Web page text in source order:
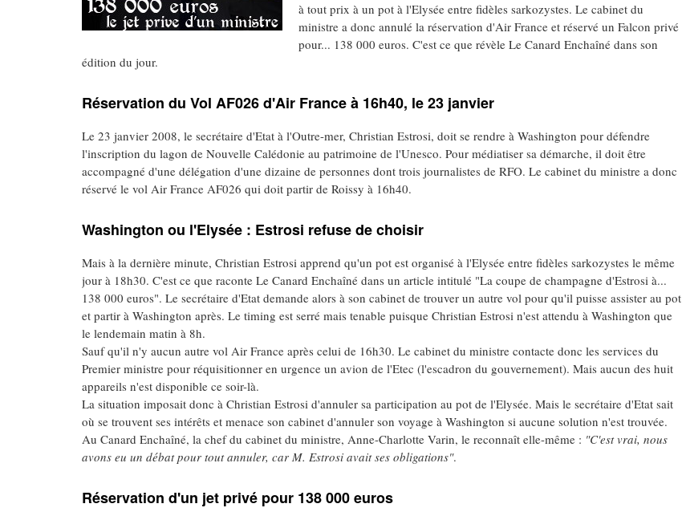
à tout prix à un pot à l'Elysée entre fidèles sarkozystes. Le cabinet du
ministre a donc annulé la réservation d'Air France et réservé un Falcon privé
pour... 138 000 euros. C'est ce que révèle Le Canard Enchaîné dans son
édition du jour.
Réservation du Vol AF026 d'Air France à 16h40, le 23 janvier
Le 23 janvier 2008, le secrétaire d'Etat à l'Outre-mer, Christian Estrosi, doit se rendre à Washington pour défendre
l'inscription du lagon de Nouvelle Calédonie au patrimoine de l'Unesco. Pour médiatiser sa démarche, il doit être
accompagné d'une délégation d'une dizaine de personnes dont trois journalistes de RFO. Le cabinet du ministre a donc
réservé le vol Air France AF026 qui doit partir de Roissy à 16h40.
Washington ou l'Elysée : Estrosi refuse de choisir
Mais à la dernière minute, Christian Estrosi apprend qu'un pot est organisé à l'Elysée entre fidèles sarkozystes le même
jour à 18h30. C'est ce que raconte Le Canard Enchaîné dans un article intitulé "La coupe de champagne d'Estrosi à...
138 000 euros". Le secrétaire d'Etat demande alors à son cabinet de trouver un autre vol pour qu'il puisse assister au pot
et partir à Washington après. Le timing est serré mais tenable puisque Christian Estrosi n'est attendu à Washington que
le lendemain matin à 8h.
Sauf qu'il n'y aucun autre vol Air France après celui de 16h30. Le cabinet du ministre contacte donc les services du
Premier ministre pour réquisitionner en urgence un avion de l'Etec (l'escadron du gouvernement). Mais aucun des huit
appareils n'est disponible ce soir-là.
La situation imposait donc à Christian Estrosi d'annuler sa participation au pot de l'Elysée. Mais le secrétaire d'Etat sait
où se trouvent ses intérêts et menace son cabinet d'annuler son voyage à Washington si aucune solution n'est trouvée.
Au Canard Enchaîné, la chef du cabinet du ministre, Anne-Charlotte Varin, le reconnaît elle-même : "C'est vrai, nous
avons eu un débat pour tout annuler, car M. Estrosi avait ses obligations".
Réservation d'un jet privé pour 138 000 euros